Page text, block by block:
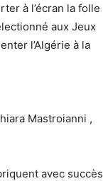
à l’écran la folle
aux Jeux
l’Algérie à la
Mastroianni ,
avec succès